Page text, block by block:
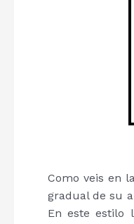
Como veis en
gradual de su
En este estilo